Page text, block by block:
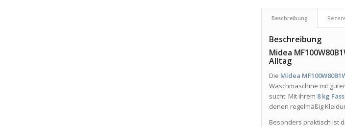
Beschreibung
Beschreibung
Midea
Alltag
Die Midea
Waschmaschine mit
sucht. Mit ihrem 8 kg
denen regelmäßig
Besonders praktisch ist